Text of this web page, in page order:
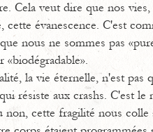
Cela veut dire que nos
évanescence. C'est
nous ne sommes pas
la vie éternelle, n'est pas
résiste aux crashs. C'est
cette fragilité nous